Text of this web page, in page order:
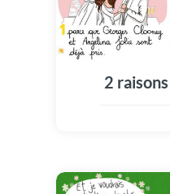
2